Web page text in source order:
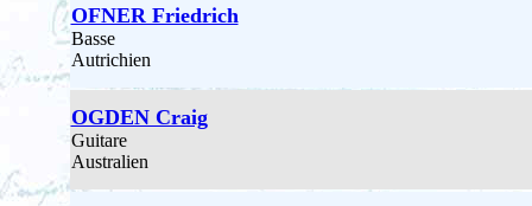
OFNER Friedrich
Basse
Autrichien
OGDEN Craig
Guitare
Australien